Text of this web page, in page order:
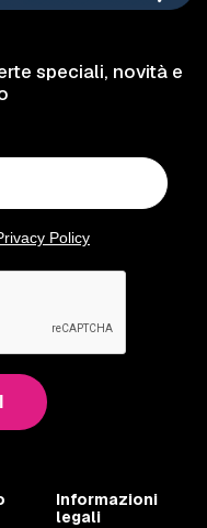
speciali, novità e
Policy
Informazioni
legali